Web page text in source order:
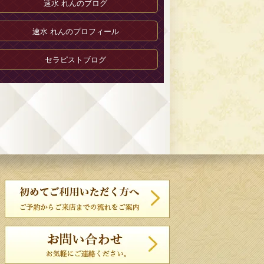
速水 れんのブログ
速水 れんのプロフィール
セラピストブログ